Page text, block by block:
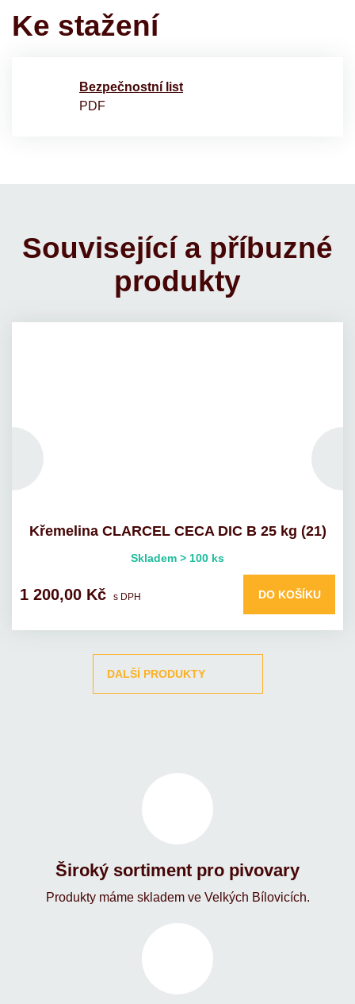
Ke stažení
Bezpečnostní list
PDF
Související a příbuzné
produkty
Křemelina CLARCEL CECA DIC B 25 kg (21)
Skladem > 100 ks
1 200,00 Kč s DPH DO KOŠÍKU
DALŠÍ PRODUKTY
Široký sortiment pro pivovary
Produkty máme skladem ve Velkých Bílovicích.